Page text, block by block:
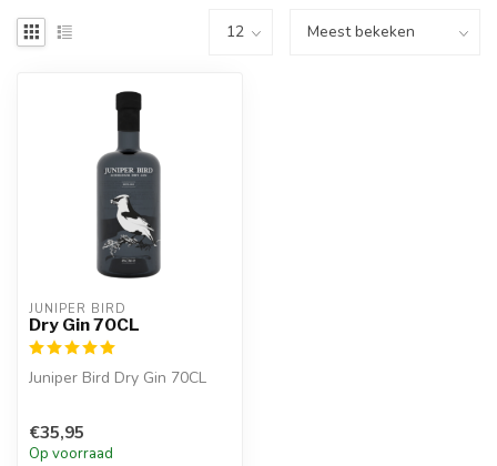
JUNIPER BIRD
Dry Gin 70CL
Juniper Bird Dry Gin 70CL
€35,95
Op voorraad